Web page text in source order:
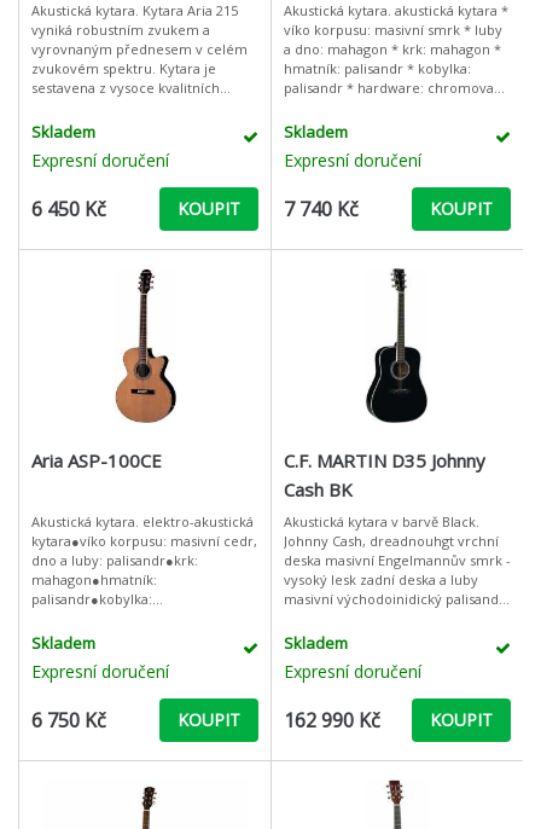
Akustická kytara. Kytara Aria 215
vyniká robustním zvukem a
vyrovnaným přednesem v celém
zvukovém spektru. Kytara je
sestavena z vysoce kvalitních
vyrobeno z masivního smrku a
Skladem
Expresní doručení
6 450 Kč KOUPIT
Akustická kytara. akustická kytara *
víko korpusu: masivní smrk * luby
a dno: mahagon * krk: mahagon *
hmatník: palisandr * kobylka:
palisandr * hardware: chromovaný
Skladem
Expresní doručení
7 740 Kč KOUPIT
Aria ASP-100CE
Akustická kytara. elektro-akustická
kytara●víko korpusu: masivní cedr,
dno a luby: palisandr●krk:
mahagon●hmatník:
palisandr●kobylka:
elektonika●ovladače: 4-pásmový
Skladem
Expresní doručení
6 750 Kč KOUPIT
C.F. MARTIN D35 Johnny
Cash BK
Akustická kytara v barvě Black.
Johnny Cash, dreadnouhgt vrchní
deska masivní Engelmannův smrk -
vysoký lesk zadní deska a luby
masivní východoinidický palisandr
chromovaná Die Cast mechan
Skladem
Expresní doručení
162 990 Kč KOUPIT